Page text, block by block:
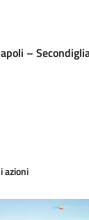
–
azioni